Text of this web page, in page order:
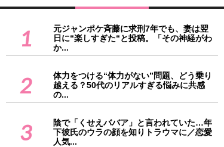
1
元ジャンポケ斉藤に求刑7年でも、妻は翌
日に“楽しすぎた“と投稿。「その神経がわ
か...
2
体力をつける“体力がない”問題、どう乗り
越える？50代のリアルすぎる悩みに共感
の...
3
陰で「くせえババア」と言われていた…年
下彼氏のウラの顔を知りトラウマに／恋愛
人気...